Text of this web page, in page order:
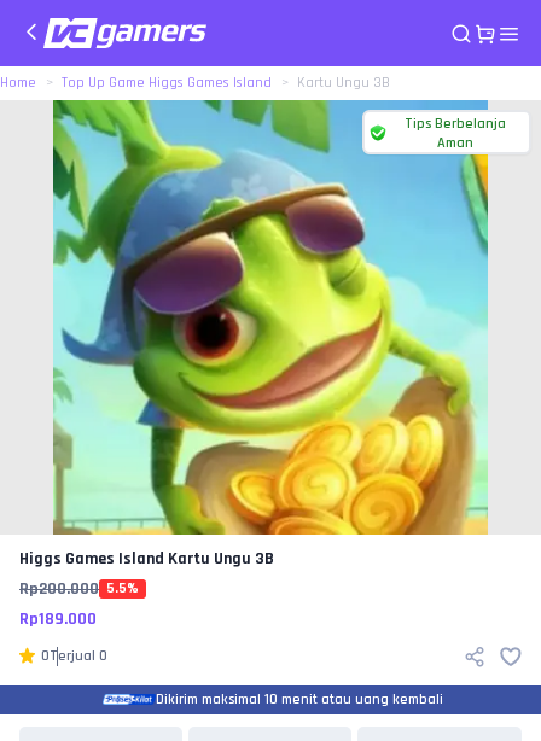
Home Top Up Game Higgs Games Island Kartu Ungu 3B
Tips Berbelanja
Aman
Higgs Games Island Kartu Ungu 3B
Rp200.000 5.5%
Rp189.000
0Terjual 0
Dikirim maksimal 10 menit atau uang kembali